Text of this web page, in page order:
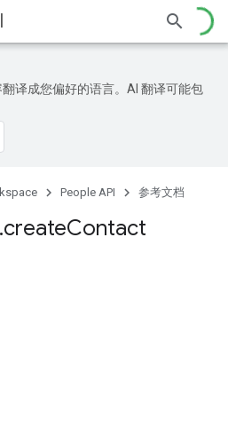
译成您偏好的语言。AI 翻译可能包
People API 参考文档
.createContact